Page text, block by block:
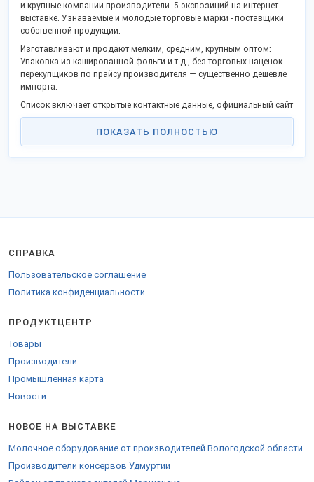
и крупные компании-производители. 5 экспозиций на интернет-
выставке. Узнаваемые и молодые торговые марки - поставщики
собственной продукции.
Изготавливают и продают мелким, средним, крупным оптом:
Упаковка из кашированной фольги и т.д., без торговых наценок
перекупщиков по прайсу производителя — существенно дешевле
импорта.
Список включает открытые контактные данные, официальный сайт
и дает возможность купить продукцию оптом напрямую, стать
дилером в Вашем городе.
Российские производственные компании активно поддерживают
ПОКАЗАТЬ ПОЛНОСТЬЮ
СПРАВКА
Пользовательское соглашение
Политика конфиденциальности
ПРОДУКТЦЕНТР
Товары
Производители
Промышленная карта
Новости
НОВОЕ НА ВЫСТАВКЕ
Молочное оборудование от производителей Вологодской области
Производители консервов Удмуртии